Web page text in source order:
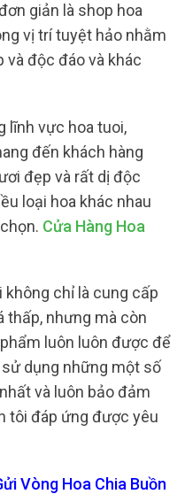
giản là shop hoa
vị trí tuyệt hảo nhằm
và độc đáo và khác
lĩnh vực hoa tuoi,
đến khách hàng
đẹp và rất dị độc
loại hoa khác nhau
Cửa Hàng Hoa
chỉ là cung cấp
thấp, nhưng mà còn
luôn luôn được để
sử dụng những một số
và luôn bảo đảm
tôi đáp ứng được yêu
Vòng Hoa Chia Buồn